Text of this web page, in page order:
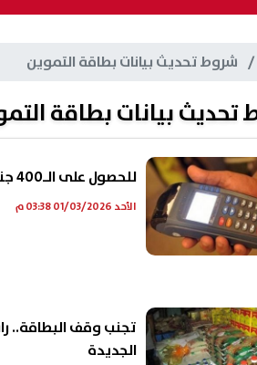
شروط تحديث بيانات بطاقة التموين
تحديث بيانات بطاقة
للحصول على الـ400 جنيه.. رابط تحديث بيانات بطاقة التموين 2026
الأحد 01/03/2026 03:38 م
تجنب وقف البطاقة..
الجديدة